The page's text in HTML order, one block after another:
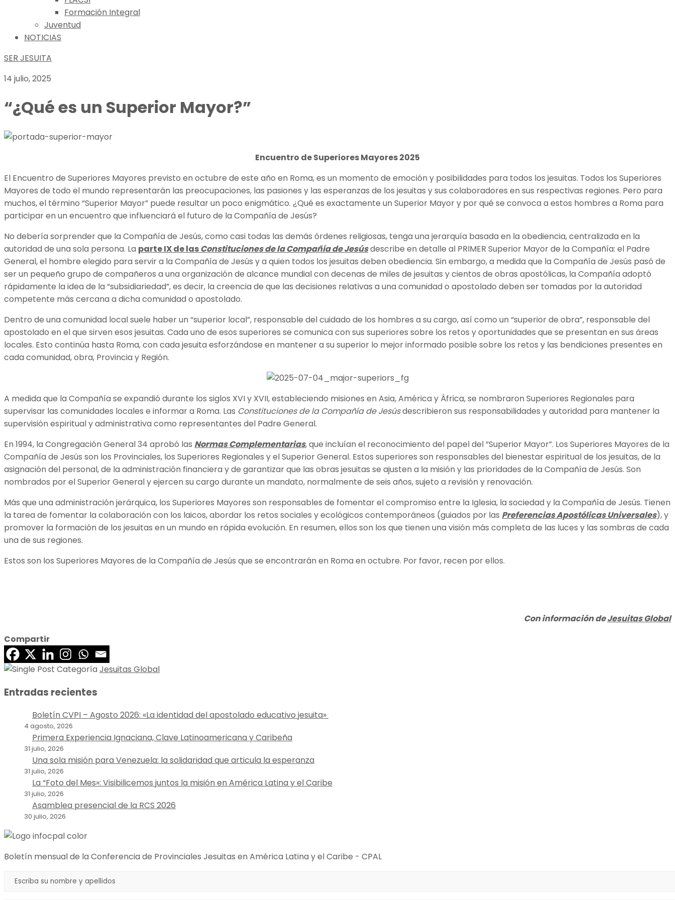
Formación Integral
Juventud
NOTICIAS
SER JESUITA
14 julio, 2025
“¿Qué es un Superior Mayor?”
Encuentro de Superiores Mayores 2025
El Encuentro de Superiores Mayores previsto en octubre de este año en Roma, es un momento de emoción y posibilidades para todos los jesuitas. Todos los Superiores
Mayores de todo el mundo representarán las preocupaciones, las pasiones y las esperanzas de los jesuitas y sus colaboradores en sus respectivas regiones. Pero para
muchos, el término “Superior Mayor” puede resultar un poco enigmático. ¿Qué es exactamente un Superior Mayor y por qué se convoca a estos hombres a Roma para
participar en un encuentro que influenciará el futuro de la Compañía de Jesús?
No debería sorprender que la Compañía de Jesús, como casi todas las demás órdenes religiosas, tenga una jerarquía basada en la obediencia, centralizada en la
autoridad de una sola persona. La parte IX de lasConstituciones de la Compañía de Jesúsdescribe en detalle al PRIMER Superior Mayor de la Compañía: el Padre
General, el hombre elegido para servir a la Compañía de Jesús y a quien todos los jesuitas deben obediencia. Sin embargo, a medida que la Compañía de Jesús pasó de
ser un pequeño grupo de compañeros a una organización de alcance mundial con decenas de miles de jesuitas y cientos de obras apostólicas, la Compañía adoptó
rápidamente la idea de la “subsidiariedad”, es decir, la creencia de que las decisiones relativas a una comunidad o apostolado deben ser tomadas por la autoridad
competente más cercana a dicha comunidad o apostolado.
Dentro de una comunidad local suele haber un “superior local”, responsable del cuidado de los hombres a su cargo, así como un “superior de obra”, responsable del
apostolado en el que sirven esos jesuitas. Cada uno de esos superiores se comunica con sus superiores sobre los retos y oportunidades que se presentan en sus áreas
locales. Esto continúa hasta Roma, con cada jesuita esforzándose en mantener a su superior lo mejor informado posible sobre los retos y las bendiciones presentes en
cada comunidad, obra, Provincia y Región.
A medida que la Compañía se expandió durante los siglos XVI y XVII, estableciendo misiones en Asia, América y África, se nombraron Superiores Regionales para
supervisar las comunidades locales e informar a Roma. Las Constituciones de la Compañía de Jesúsdescribieron sus responsabilidades y autoridad para mantener la
supervisión espiritual y administrativa como representantes del Padre General.
En 1994, la Congregación General 34 aprobó las Normas Complementarias, que incluían el reconocimiento del papel del “Superior Mayor”. Los Superiores Mayores de la
Compañía de Jesús son los Provinciales, los Superiores Regionales y el Superior General. Estos superiores son responsables del bienestar espiritual de los jesuitas, de la
asignación del personal, de la administración financiera y de garantizar que las obras jesuitas se ajusten a la misión y las prioridades de la Compañía de Jesús. Son
nombrados por el Superior General y ejercen su cargo durante un mandato, normalmente de seis años, sujeto a revisión y renovación.
Más que una administración jerárquica, los Superiores Mayores son responsables de fomentar el compromiso entre la Iglesia, la sociedad y la Compañía de Jesús. Tienen
la tarea de fomentar la colaboración con los laicos, abordar los retos sociales y ecológicos contemporáneos (guiados por las Preferencias Apostólicas Universales), y
promover la formación de los jesuitas en un mundo en rápida evolución. En resumen, ellos son los que tienen una visión más completa de las luces y las sombras de cada
una de sus regiones.
Estos son los Superiores Mayores de la Compañía de Jesús que se encontrarán en Roma en octubre. Por favor, recen por ellos.
Con información deJesuitas Global
Compartir
Jesuitas Global
Entradas recientes
Boletín CVPI – Agosto 2026: «La identidad del apostolado educativo jesuita»
4 agosto, 2026
Primera Experiencia Ignaciana, Clave Latinoamericana y Caribeña
31 julio, 2026
Una sola misión para Venezuela: la solidaridad que articula la esperanza
31 julio, 2026
La “Foto del Mes»: Visibilicemos juntos la misión en América Latina y el Caribe
31 julio, 2026
Asamblea presencial de la RCS 2026
30 julio, 2026
Boletín mensual de la Conferencia de Provinciales Jesuitas en América Latina y el Caribe - CPAL